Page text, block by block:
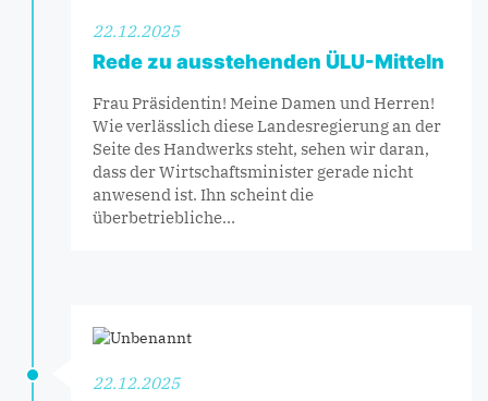
22.12.2025
Rede zu ausstehenden ÜLU-Mitteln
Frau Präsidentin! Meine Damen und Herren!
Wie verlässlich diese Landesregierung an der
Seite des Handwerks steht, sehen wir daran,
dass der Wirtschaftsminister gerade nicht
anwesend ist. Ihn scheint die
überbetriebliche…
22.12.2025